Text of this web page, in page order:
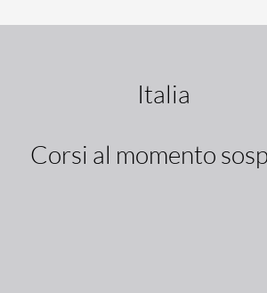
Italia
Corsi al momento